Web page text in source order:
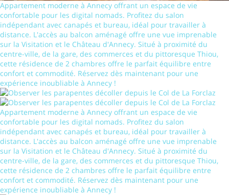
Appartement moderne à Annecy offrant un espace de vie
confortable pour les digital nomads. Profitez du salon
indépendant avec canapés et bureau, idéal pour travailler à
distance. L'accès au balcon aménagé offre une vue imprenable
sur la Visitation et le Château d'Annecy. Situé à proximité du
centre-ville, de la gare, des commerces et du pittoresque Thiou,
cette résidence de 2 chambres offre le parfait équilibre entre
confort et commodité. Réservez dès maintenant pour une
expérience inoubliable à Annecy !
Appartement moderne à Annecy offrant un espace de vie
confortable pour les digital nomads. Profitez du salon
indépendant avec canapés et bureau, idéal pour travailler à
distance. L'accès au balcon aménagé offre une vue imprenable
sur la Visitation et le Château d'Annecy. Situé à proximité du
centre-ville, de la gare, des commerces et du pittoresque Thiou,
cette résidence de 2 chambres offre le parfait équilibre entre
confort et commodité. Réservez dès maintenant pour une
expérience inoubliable à Annecy !